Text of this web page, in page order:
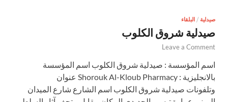
صيدلية / البلقاء
صيدلية شروق الكلوب
Leave a Comment
اسم المؤسسة : صيدلية شروق الكلوب اسم المؤسسة
بالانجليزية : Shorouk Al-Kloub Pharmacy عنوان
وتلفونات صيدلية شروق الكلوب اسم الشارع شارع الميدان